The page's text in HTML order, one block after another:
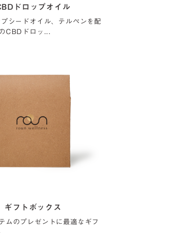
ドロップオイル
シードオイル、テルペンを配
CBDドロッ...
ギフトボックス
ムのプレゼントに最適なギフ